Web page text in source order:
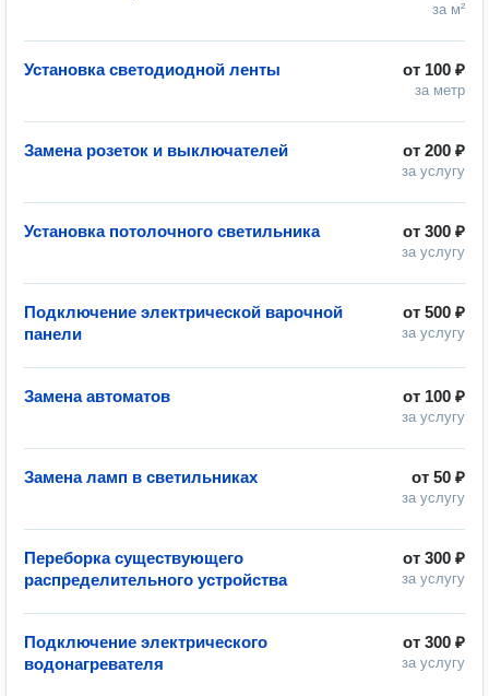
за м²
от 100 ₽
за метр
Установка светодиодной ленты
от 200 ₽
за услугу
Замена розеток и выключателей
от 300 ₽
за услугу
Установка потолочного светильника
от 500 ₽
за услугу
Подключение электрической варочной
панели
от 100 ₽
за услугу
Замена автоматов
от 50 ₽
за услугу
Замена ламп в светильниках
от 300 ₽
за услугу
Переборка существующего
распределительного устройства
от 300 ₽
за услугу
Подключение электрического
водонагревателя